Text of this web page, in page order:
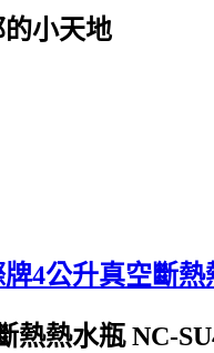
的小天地
4公升真空斷熱
熱熱水瓶 NC-